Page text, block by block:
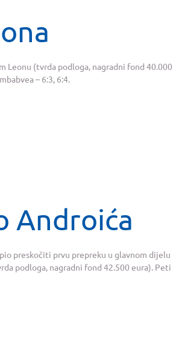
Leonu (tvrda podloga, nagradni fond 40.000
– 6:3, 6:4.
Androića
preskočiti prvu prepreku u glavnom dijelu
podloga, nagradni fond 42.500 eura). Peti